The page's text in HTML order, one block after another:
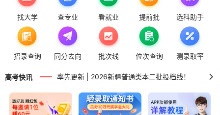
找大学 查专业 看就业 提前批 选科助手
招录查询 同分去向 批次线 位次查询 测录取率
高考快讯
高考版关闭 | 非高三用户可正常进行智能填报！
率先更新 | 2026湖南普通类专科投档线！
率先更新 | 2026新疆普通类本二批投档线！
率先更新 | 2026广东普通类专科投档线！